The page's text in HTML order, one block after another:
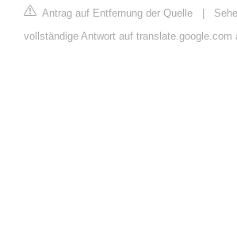
Antrag auf Entfernung der Quelle |
vollständige Antwort auf translate.google.com